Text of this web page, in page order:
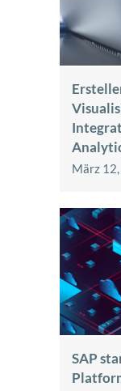
März
SAP